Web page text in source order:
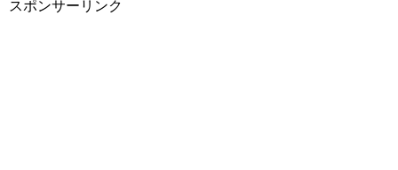
スポンサーリンク